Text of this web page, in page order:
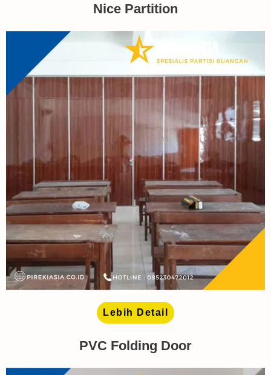
Nice Partition
Lebih Detail
PVC Folding Door